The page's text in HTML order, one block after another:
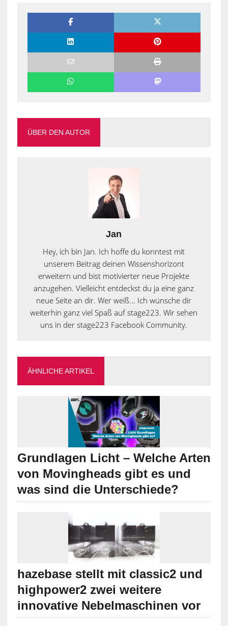
ÜBER DEN AUTOR
Jan
Hey, ich bin Jan. Ich hoffe du konntest mit
unserem Beitrag deinen Wissenshorizont
erweitern und bist motivierter neue Projekte
anzugehen. Vielleicht entdeckst du ja eine ganz
neue Seite an dir. Wer weiß... Ich wünsche dir
weiterhin ganz viel Spaß auf stage223. Wir sehen
uns in der stage223 Facebook Community.
ÄHNLICHE ARTIKEL
Grundlagen Licht – Welche Arten
von Movingheads gibt es und
was sind die Unterschiede?
hazebase stellt mit classic2 und
highpower2 zwei weitere
innovative Nebelmaschinen vor